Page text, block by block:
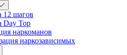
12 шагов
Day Top
наркоманов
наркозависимых